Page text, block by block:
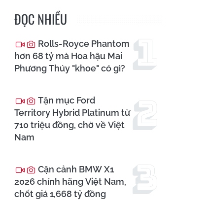
ĐỌC NHIỀU
Rolls-Royce Phantom
hơn 68 tỷ mà Hoa hậu Mai
Phương Thúy "khoe" có gì?
Tận mục Ford
Territory Hybrid Platinum từ
710 triệu đồng, chờ về Việt
Nam
Cận cảnh BMW X1
2026 chính hãng Việt Nam,
chốt giá 1,668 tỷ đồng